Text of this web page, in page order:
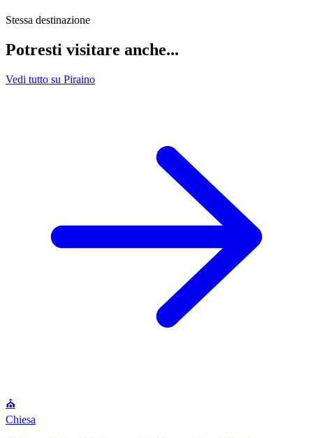
Stessa destinazione
Potresti visitare anche...
Vedi tutto su Piraino
⛪
Chiesa